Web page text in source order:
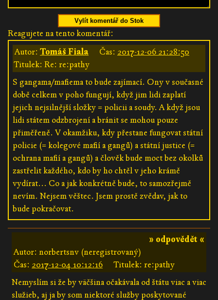
Vylít komentář do Stok
Reagujete na tento komentář:
Autor: Tomáš Fiala Čas: 2017-12-06 21:28:50
Titulek: Re: re:pathy
S gangama/mafiema to bude zajímací. Ony v současné
době celkem v poho fungují, když jim lidi zaplatí
jejich nejsilnější složky = policii a soudy. A když jsou
lidi státem odzbrojení a bránit se mohou pouze
přiměřeně. V okamžiku, kdy přestane fungovat státní
policie (= kolegové mafií a gangů) a státní justice (=
ochrana mafií a gangů) a člověk bude moct bez okolků
zastřelit každého, kdo by ho chtěl v jeho krámě
vydírat... Co a jak konkrétně bude, to samozřejmě
nevím. Nejsem věštec. Jsem prostě zvědav, jak to
bude pokračovat.
» odpovědět «
Autor: norbertsnv (neregistrovaný)
Čas: 2017-12-04 10:12:16
Titulek: re:pathy
Nemyslím si že by väčšina očakávala od štátu viac a viac
služieb, aj ja by som niektoré služby poskytované